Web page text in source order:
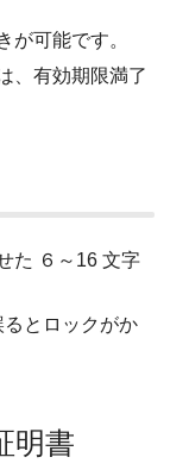
が可能です。
、有効期限満了
た ６～16 文字
るとロックがか
明書